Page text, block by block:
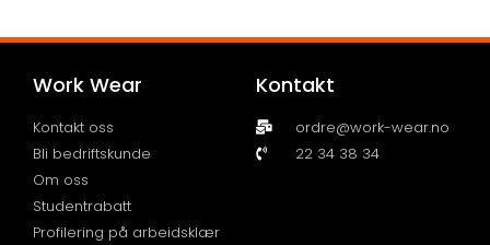
Work Wear
Kontakt oss
Bli bedriftskunde
Om oss
Studentrabatt
Profilering på arbeidsklær
Kontakt
ordre@work-wear.no
22 34 38 34